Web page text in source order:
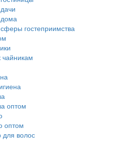
гостеприимства
чайникам
оптом
оптом
для волос